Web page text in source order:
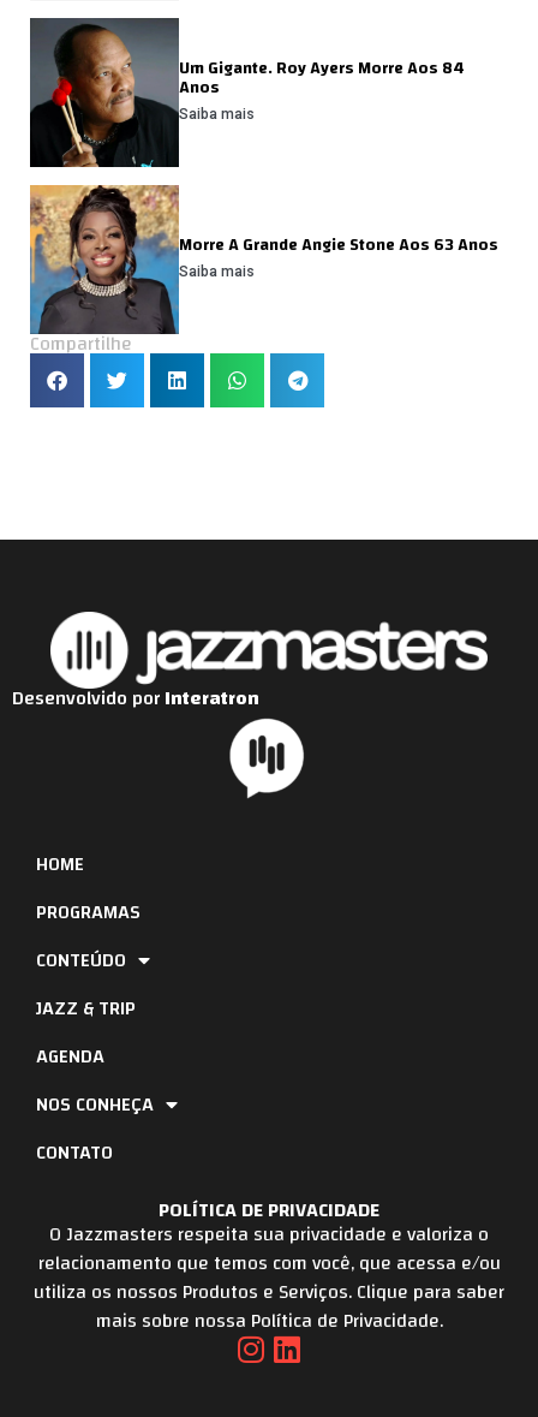
Um Gigante. Roy Ayers Morre Aos 84
Anos
Saiba mais
Morre A Grande Angie Stone Aos 63 Anos
Saiba mais
Compartilhe
POLÍTICA DE PRIVACIDADE
O Jazzmasters respeita sua privacidade e valoriza o
relacionamento que temos com você, que acessa e/ou
utiliza os nossos Produtos e Serviços. Clique para saber
mais sobre nossa Política de Privacidade.
HOME
PROGRAMAS
CONTEÚDO
JAZZ & TRIP
AGENDA
NOS CONHEÇA
CONTATO
Desenvolvido porInteratron